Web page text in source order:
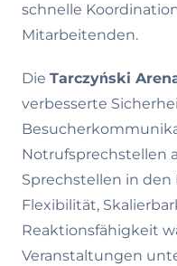
schnelle
Mitarbeitenden.
Die Tarczyński
verbesserte
Notrufsprechstellen
Sprechstellen in
Flexibilität,
Reaktionsfähigkeit
Veranstaltungen